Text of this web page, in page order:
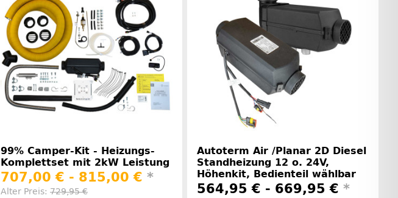
99% Camper-Kit - Heizungs-
Komplettset mit 2kW Leistung
707,00 € - 815,00 € *
Alter Preis: 729,95 €
Autoterm Air /Planar 2D Diesel
Standheizung 12 o. 24V,
Höhenkit, Bedienteil wählbar
564,95 € - 669,95 € *